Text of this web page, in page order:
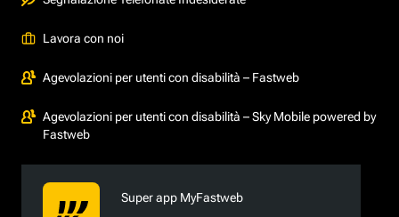
Lavora con noi
Agevolazioni per utenti con disabilità – Fastweb
Agevolazioni per utenti con disabilità – Sky Mobile powered by
Fastweb
Super app MyFastweb